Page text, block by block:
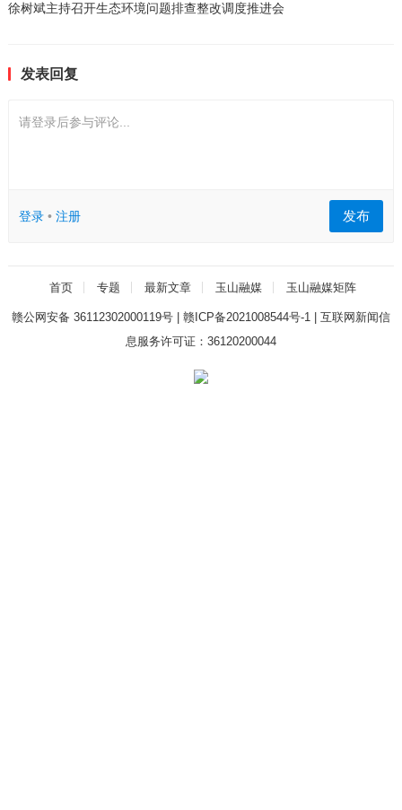
徐树斌主持召开生态环境问题排查整改调度推进会
发表回复
请登录后参与评论...
登录• 注册 发布
首页 专题 最新文章 玉山融媒 玉山融媒矩阵
赣公网安备 36112302000119号| 赣ICP备2021008544号-1| 互联网新闻信
息服务许可证：36120200044